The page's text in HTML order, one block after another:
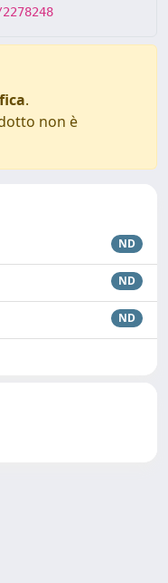
.
non è
ND
ND
ND